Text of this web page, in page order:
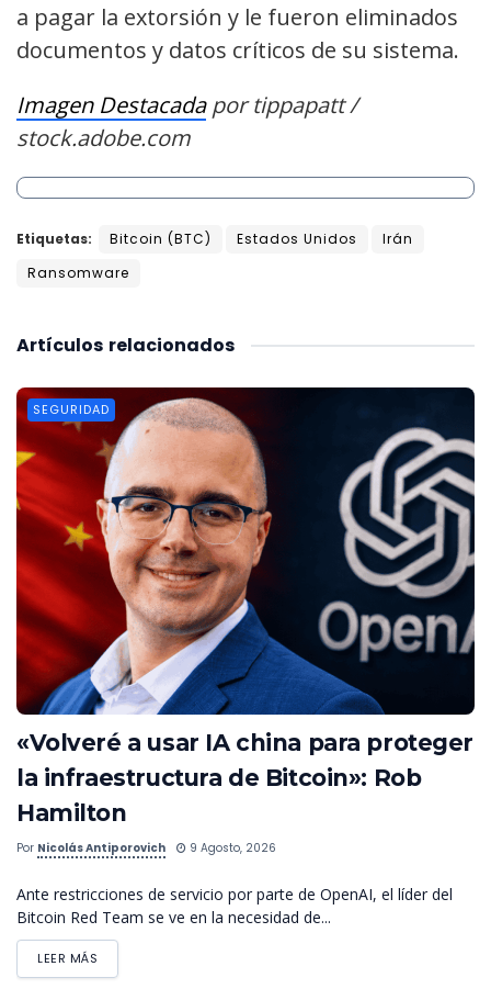
a pagar la extorsión y le fueron eliminados
documentos y datos críticos de su sistema.
Imagen Destacadaportippapatt /
stock.adobe.com
Etiquetas: Bitcoin (BTC) Estados Unidos
Irán
Ransomware
relacionados
Artículos
SEGURIDAD
«Volveré a usar IA china para proteger
la infraestructura de Bitcoin»: Rob
Hamilton
Por Nicolás Antiporovich 9 Agosto, 2026
Ante restricciones de servicio por parte de OpenAI, el líder del
Bitcoin Red Team se ve en la necesidad de...
LEER MÁS